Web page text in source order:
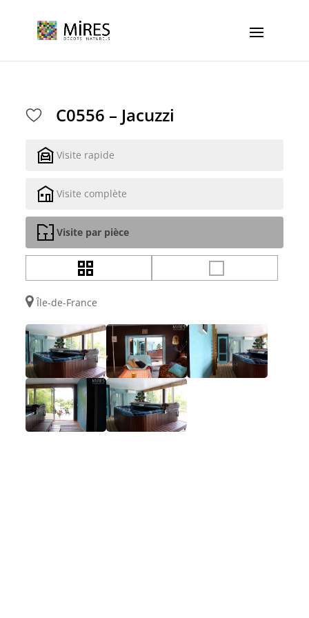
C0556 – Jacuzzi
Visite rapide
Visite complète
Visite par pièce
Île-de-France